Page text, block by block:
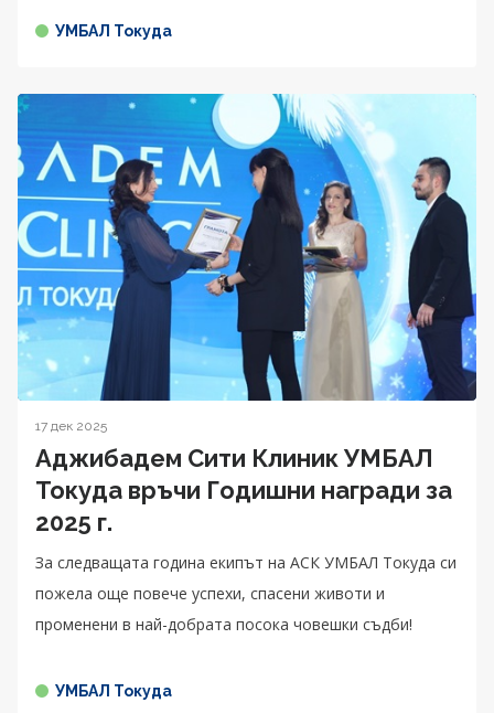
УМБАЛ Токуда
17 дек 2025
Аджибадем Сити Клиник УМБАЛ
Токуда връчи Годишни награди за
2025 г.
За следващата година екипът на АСК УМБАЛ Токуда си
пожела още повече успехи, спасени животи и
променени в най-добрата посока човешки съдби!
УМБАЛ Токуда